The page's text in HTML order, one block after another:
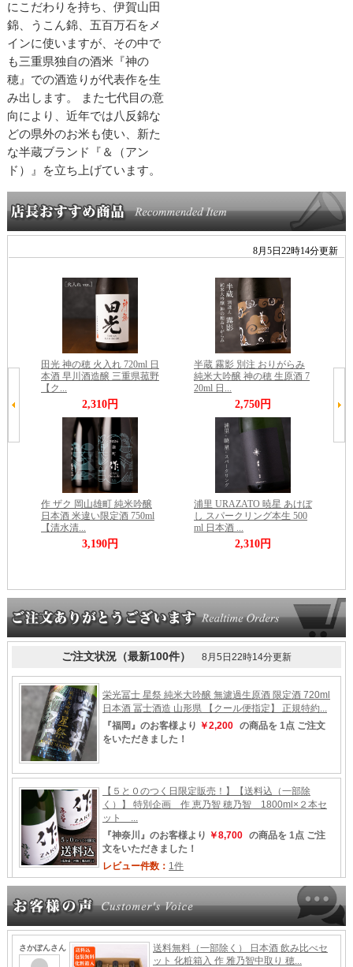
にこだわりを持ち、伊賀山田
錦、うこん錦、五百万石をメ
インに使いますが、その中で
も三重県独自の酒米『神の
穂』での酒造りが代表作を生
み出します。 また七代目の意
向により、近年では八反錦な
どの県外のお米も使い、新た
な半蔵ブランド『＆（アン
ド）』を立ち上げています。